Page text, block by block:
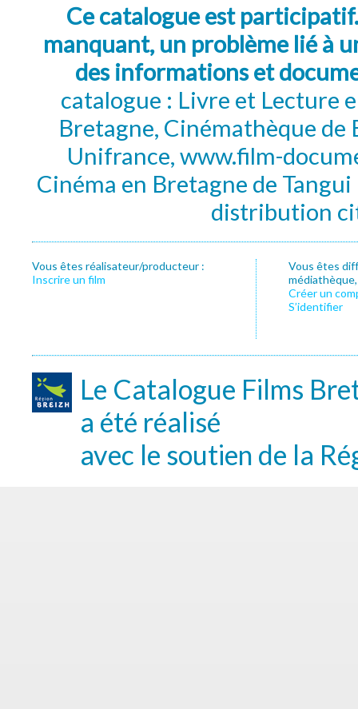
Ce catalogue est
manquant, un problème lié à
des informations et
catalogue : Livre et Lecture
Bretagne, Cinémathèque de
Unifrance, www.film-
Cinéma en Bretagne de
distribution
Vous êtes réalisateur/producteur :
Inscrire un film
Vous êtes
Créer un
S’identifier
Le Catalogue Films
a été réalisé
avec le soutien de la